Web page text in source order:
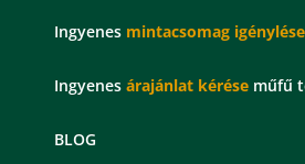
Ingyenes mintacsomag igénylése
Ingyenes árajánlat kérése műfű
BLOG